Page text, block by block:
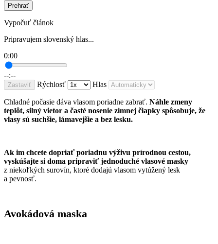
Prehrať
Vypočuť článok
Pripravujem slovenský hlas...
0:00
--:--
Zastaviť Rýchlosť Hlas
Chladné počasie dáva vlasom poriadne zabrať. Náhle zmeny
teplôt, silný vietor a časté nosenie zimnej čiapky spôsobuje, že
vlasy sú suchšie, lámavejšie a bez lesku.
Ak im chcete dopriať poriadnu výživu prírodnou cestou,
vyskúšajte si doma pripraviť jednoduché vlasové masky
z niekoľkých surovín, ktoré dodajú vlasom vytúžený lesk
a pevnosť.
Avokádová maska